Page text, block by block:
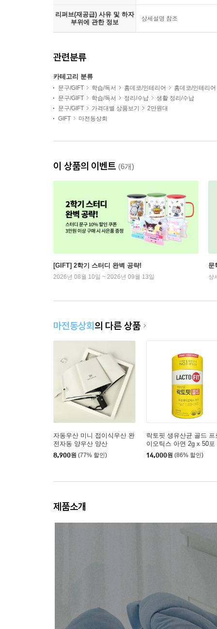
리퍼브(재공급) 사유 및 하자
부위에 관한 정보
상세설명 참조
관련분류
카테고리 분류
문구/GIFT 학습/독서 홈데코/인테리어
홈데코/인테리어
문구/GIFT
학습/독서 정리/수납
생활 정리/수납
문구/GIFT
가격대별 상품보기
2만원대
GIFT
마전동상회
이 상품의 이벤트 (6개)
[GIFT] 2학기 스터디 완벽 공략!
2026년 08월 10일 ~ 2026년 09월 13일
문
상
마전동상회의 다른 상품
자동우산 미니 접이식우산 완
전자동 양우산 양산
8,900원 (77% 할인)
락토핏 생유산균 골드 프
이오틱스 아연 2g x 50포
14,000원 (86% 할인)
제품소개